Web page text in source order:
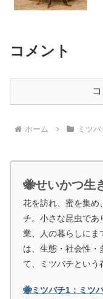
コメント
ホーム ミツ
🐝せいかつ生
花を訪れ、蜜を集め
チ。小さな昆虫であ
業、人の暮らしにま
は、生態・社会性・
て、ミツバチという
🐝ミツバチ1：ミツ